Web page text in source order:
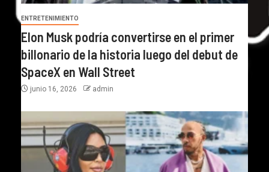
ENTRETENIMIENTO
Elon Musk podría convertirse en el primer
billonario de la historia luego del debut de
SpaceX en Wall Street
junio 16, 2026 admin